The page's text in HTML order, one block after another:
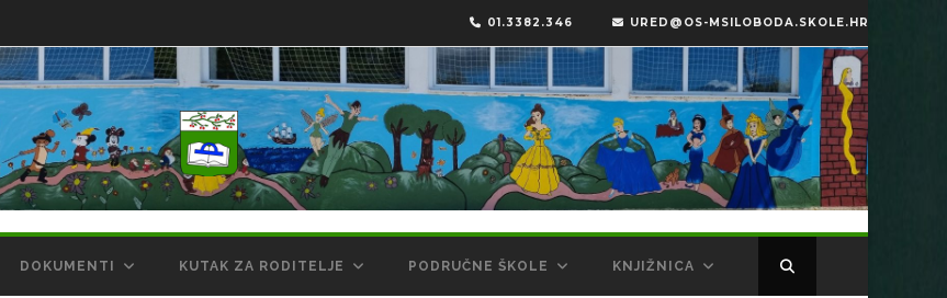
01.3382.346 URED@OS-MSILOBODA.SKOLE.HR
DOKUMENTI KUTAK ZA RODITELJE PODRUČNE ŠKOLE KNJIŽNICA